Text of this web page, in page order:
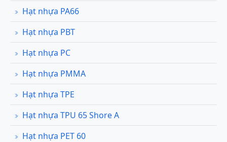
Hạt nhựa PA66
Hạt nhựa PBT
Hạt nhựa PC
Hạt nhựa PMMA
Hạt nhựa TPE
Hạt nhựa TPU 65 Shore A
Hạt nhựa PET 60